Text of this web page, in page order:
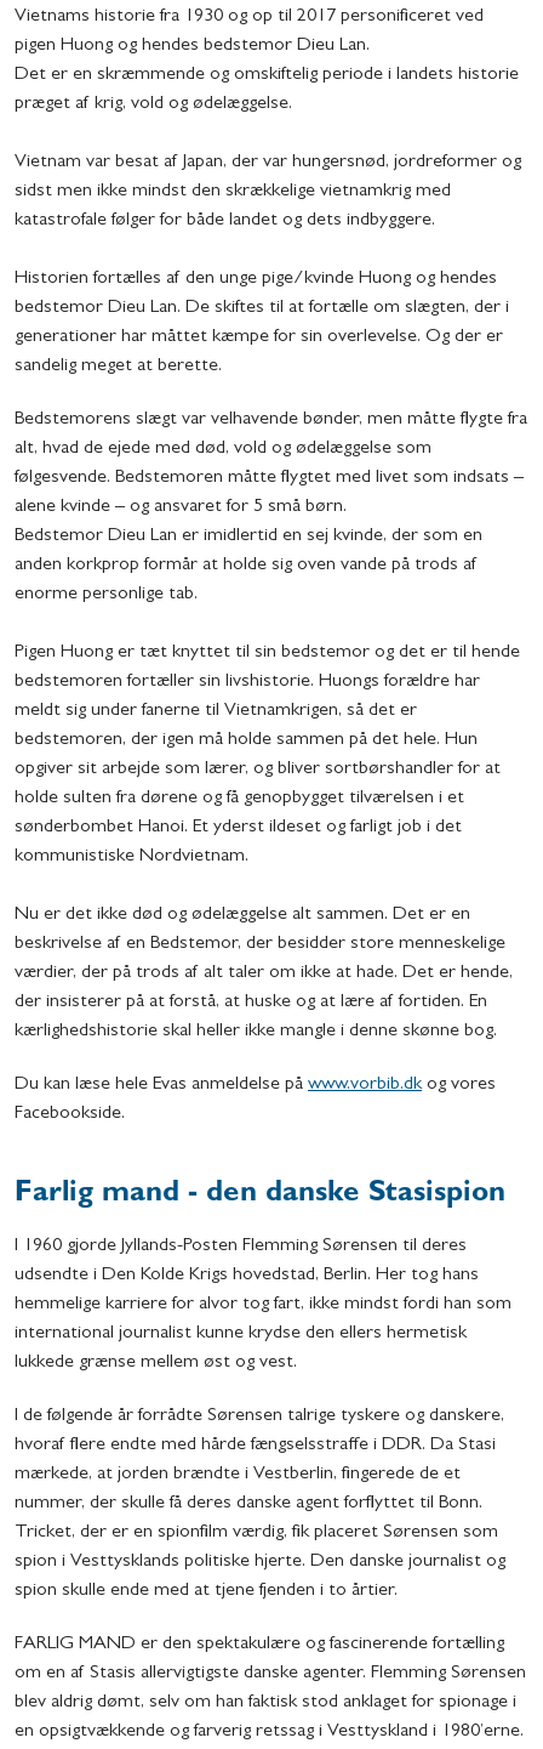
Vietnams historie fra 1930 og op til 2017 personificeret ved
pigen Huong og hendes bedstemor Dieu Lan.
Det er en skræmmende og omskiftelig periode i landets historie
præget af krig, vold og ødelæggelse.
Vietnam var besat af Japan, der var hungersnød, jordreformer og
sidst men ikke mindst den skrækkelige vietnamkrig med
katastrofale følger for både landet og dets indbyggere.
Historien fortælles af den unge pige/kvinde Huong og hendes
bedstemor Dieu Lan. De skiftes til at fortælle om slægten, der i
generationer har måttet kæmpe for sin overlevelse. Og der er
sandelig meget at berette.
Bedstemorens slægt var velhavende bønder, men måtte flygte fra
alt, hvad de ejede med død, vold og ødelæggelse som
følgesvende. Bedstemoren måtte flygtet med livet som indsats –
alene kvinde – og ansvaret for 5 små børn.
Bedstemor Dieu Lan er imidlertid en sej kvinde, der som en
anden korkprop formår at holde sig oven vande på trods af
enorme personlige tab.
Pigen Huong er tæt knyttet til sin bedstemor og det er til hende
bedstemoren fortæller sin livshistorie. Huongs forældre har
meldt sig under fanerne til Vietnamkrigen, så det er
bedstemoren, der igen må holde sammen på det hele. Hun
opgiver sit arbejde som lærer, og bliver sortbørshandler for at
holde sulten fra dørene og få genopbygget tilværelsen i et
sønderbombet Hanoi. Et yderst ildeset og farligt job i det
kommunistiske Nordvietnam.
Nu er det ikke død og ødelæggelse alt sammen. Det er en
beskrivelse af en Bedstemor, der besidder store menneskelige
værdier, der på trods af alt taler om ikke at hade. Det er hende,
der insisterer på at forstå, at huske og at lære af fortiden. En
kærlighedshistorie skal heller ikke mangle i denne skønne bog.
Du kan læse hele Evas anmeldelse på www.vorbib.dkog vores
Facebookside.
Farlig mand - den danske Stasispion
I 1960 gjorde Jyllands-Posten Flemming Sørensen til deres
udsendte i Den Kolde Krigs hovedstad, Berlin. Her tog hans
hemmelige karriere for alvor tog fart, ikke mindst fordi han som
international journalist kunne krydse den ellers hermetisk
lukkede grænse mellem øst og vest.
I de følgende år forrådte Sørensen talrige tyskere og danskere,
hvoraf flere endte med hårde fængselsstraffe i DDR. Da Stasi
mærkede, at jorden brændte i Vestberlin, fingerede de et
nummer, der skulle få deres danske agent forflyttet til Bonn.
Tricket, der er en spionfilm værdig, fik placeret Sørensen som
spion i Vesttysklands politiske hjerte. Den danske journalist og
spion skulle ende med at tjene fjenden i to årtier.
FARLIG MAND er den spektakulære og fascinerende fortælling
om en af Stasis allervigtigste danske agenter. Flemming Sørensen
blev aldrig dømt, selv om han faktisk stod anklaget for spionage i
en opsigtvækkende og farverig retssag i Vesttyskland i 1980’erne.